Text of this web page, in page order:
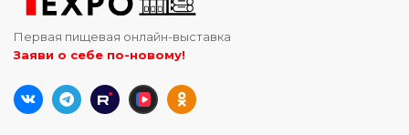
Первая пищевая онлайн-выставка
Заяви о себе по-новому!